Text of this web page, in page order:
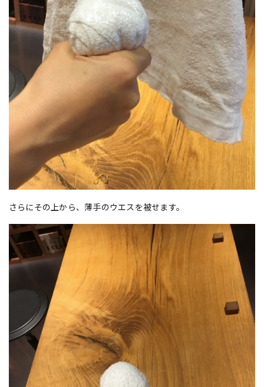
さらにその上から、薄手のウエスを被せます。